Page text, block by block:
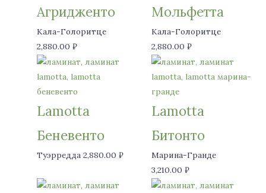
Агридженто
Кала-Голоритце
2,880.00₽
Мольфетта
Кала-Голоритце
2,880.00 ₽
Lamotta
Беневенто
Туэрредда2,880.00₽
Lamotta
Битонто
Марина-Гранде
3,210.00 ₽